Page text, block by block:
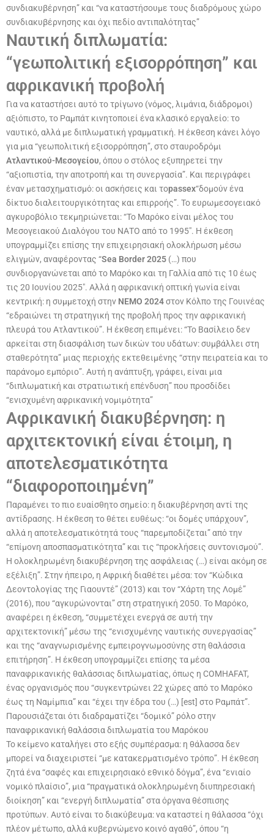
συνδιακυβέρνηση” και “να καταστήσουμε τους διαδρόμους χώρο
συνδιακυβέρνησης και όχι πεδίο αντιπαλότητας”
Ναυτική διπλωματία:
“γεωπολιτική εξισορρόπηση” και
αφρικανική προβολή
Για να καταστήσει αυτό το τρίγωνο (νόμος, λιμάνια, διάδρομοι)
αξιόπιστο, το Ραμπάτ κινητοποιεί ένα κλασικό εργαλείο: το
ναυτικό, αλλά με διπλωματική γραμματική. Η έκθεση κάνει λόγο
για μια “γεωπολιτική εξισορρόπηση”, στο σταυροδρόμι
Ατλαντικού-Μεσογείου, όπου ο στόλος εξυπηρετεί την
“αξιοπιστία, την αποτροπή και τη συνεργασία”. Και περιγράφει
έναν μετασχηματισμό: οι ασκήσεις και τοpassex“δομούν ένα
δίκτυο διαλειτουργικότητας και επιρροής”. Το ευρωμεσογειακό
αγκυροβόλιο τεκμηριώνεται: “Το Μαρόκο είναι μέλος του
Μεσογειακού Διαλόγου του ΝΑΤΟ από το 1995″. Η έκθεση
υπογραμμίζει επίσης την επιχειρησιακή ολοκλήρωση μέσω
ελιγμών, αναφέροντας “Sea Border 2025 (…) που
συνδιοργανώνεται από το Μαρόκο και τη Γαλλία από τις 10 έως
τις 20 Ιουνίου 2025″. Αλλά η αφρικανική οπτική γωνία είναι
κεντρική: η συμμετοχή στην NEMO 2024στον Κόλπο της Γουινέας
“εδραιώνει τη στρατηγική της προβολή προς την αφρικανική
πλευρά του Ατλαντικού”. Η έκθεση επιμένει: “Το Βασίλειο δεν
αρκείται στη διασφάλιση των δικών του υδάτων: συμβάλλει στη
σταθερότητα” μιας περιοχής εκτεθειμένης “στην πειρατεία και το
παράνομο εμπόριο”. Αυτή η ανάπτυξη, γράφει, είναι μια
“διπλωματική και στρατιωτική επένδυση” που προσδίδει
“ενισχυμένη αφρικανική νομιμότητα”
Αφρικανική διακυβέρνηση: η
αρχιτεκτονική είναι έτοιμη, η
αποτελεσματικότητα
“διαφοροποιημένη”
Παραμένει το πιο ευαίσθητο σημείο: η διακυβέρνηση αντί της
αντίδρασης. Η έκθεση το θέτει ευθέως: “οι δομές υπάρχουν”,
αλλά η αποτελεσματικότητά τους “παρεμποδίζεται” από την
“επίμονη αποσπασματικότητα” και τις “προκλήσεις συντονισμού”.
Η ολοκληρωμένη διακυβέρνηση της ασφάλειας (…) είναι ακόμη σε
εξέλιξη”. Στην ήπειρο, η Αφρική διαθέτει μέσα: τον “Κώδικα
Δεοντολογίας της Γιαουντέ” (2013) και τον “Χάρτη της Λομέ”
(2016), που “αγκυρώνονται” στη στρατηγική 2050. Το Μαρόκο,
αναφέρει η έκθεση, “συμμετέχει ενεργά σε αυτή την
αρχιτεκτονική” μέσω της “ενισχυμένης ναυτικής συνεργασίας”
και της “αναγνωρισμένης εμπειρογνωμοσύνης στη θαλάσσια
επιτήρηση”. Η έκθεση υπογραμμίζει επίσης τα μέσα
παναφρικανικής θαλάσσιας διπλωματίας, όπως η COMHAFAT,
ένας οργανισμός που “συγκεντρώνει 22 χώρες από το Μαρόκο
έως τη Ναμίμπια” και “έχει την έδρα του (…) [est] στο Ραμπάτ”.
Παρουσιάζεται ότι διαδραματίζει “δομικό” ρόλο στην
παναφρικανική θαλάσσια διπλωματία του Μαρόκου
Το κείμενο καταλήγει στο εξής συμπέρασμα: η θάλασσα δεν
μπορεί να διαχειριστεί “με κατακερματισμένο τρόπο”. Η έκθεση
ζητά ένα “σαφές και επιχειρησιακό εθνικό δόγμα”, ένα “ενιαίο
νομικό πλαίσιο”, μια “πραγματικά ολοκληρωμένη διυπηρεσιακή
διοίκηση” και “ενεργή διπλωματία” στα όργανα θέσπισης
προτύπων. Αυτό είναι το διακύβευμα: να καταστεί η θάλασσα “όχι
πλέον μέτωπο, αλλά κυβερνώμενο κοινό αγαθό”, όπου “η